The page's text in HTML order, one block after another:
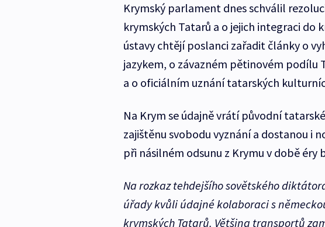
Krymský parlament dnes schválil
krymských Tatarů a o jejich integraci do
ústavy chtějí poslanci zařadit články o
jazykem, o závazném pětinovém podílu
a o oficiálním uznání tatarských
Na Krym se údajně vrátí původní
zajištěnu svobodu vyznání a dostanou i
při násilném odsunu z Krymu v době éry
Na rozkaz tehdejšího sovětského
úřady kvůli údajné kolaboraci s
krymských Tatarů. Většina transportů